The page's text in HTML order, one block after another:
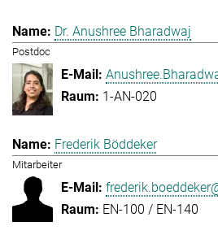
Dr. Anushree Bharadwaj
Postdoc
1-AN-020
Frederik Böddeker
Mitarbeiter
EN-100 / EN-140